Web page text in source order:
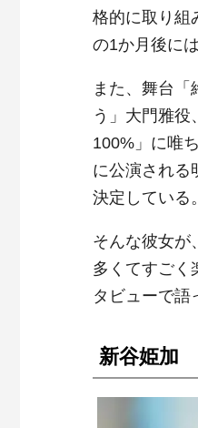
格的に取り組
の1か月後に
また、舞台「
う」大門雅
100%」に唯
に公演される
決定している。
そんな彼女が
多くてすごく
タビューで語
新谷姫加